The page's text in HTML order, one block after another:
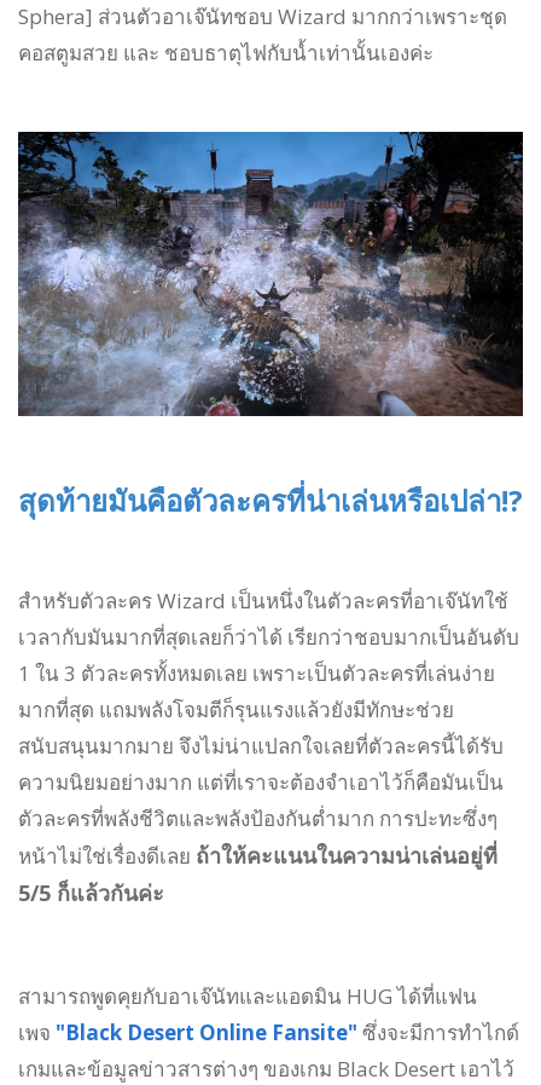
Sphera] ส่วนตัวอาเจ๊นัทชอบ Wizard มากกว่าเพราะชุด
คอสตูมสวย และ ชอบธาตุไฟกับน้ำเท่านั้นเองค่ะ
สุดท้ายมันคือตัวละครที่น่าเล่นหรือเปล่า!?
สำหรับตัวละคร Wizard เป็นหนึ่งในตัวละครที่อาเจ๊นัทใช้
เวลากับมันมากที่สุดเลยก็ว่าได้ เรียกว่าชอบมากเป็นอันดับ
1 ใน 3 ตัวละครทั้งหมดเลย เพราะเป็นตัวละครที่เล่นง่าย
มากที่สุด แถมพลังโจมตีก็รุนแรงแล้วยังมีทักษะช่วย
สนับสนุนมากมาย จึงไม่น่าแปลกใจเลยที่ตัวละครนี้ได้รับ
ความนิยมอย่างมาก แต่ที่เราจะต้องจำเอาไว้ก็คือมันเป็น
ตัวละครที่พลังชีวิตและพลังป้องกันต่ำมาก การปะทะซึ่งๆ
หน้าไม่ใช่เรื่องดีเลย ถ้าให้คะแนนในความน่าเล่นอยู่ที่
5/5 ก็แล้วกันค่ะ
สามารถพูดคุยกับอาเจ๊นัทและแอดมิน HUG ได้ที่แฟน
เพจ "Black Desert Online Fansite" ซึ่งจะมีการทำไกด์
เกมและข้อมูลข่าวสารต่างๆ ของเกม Black Desert เอาไว้